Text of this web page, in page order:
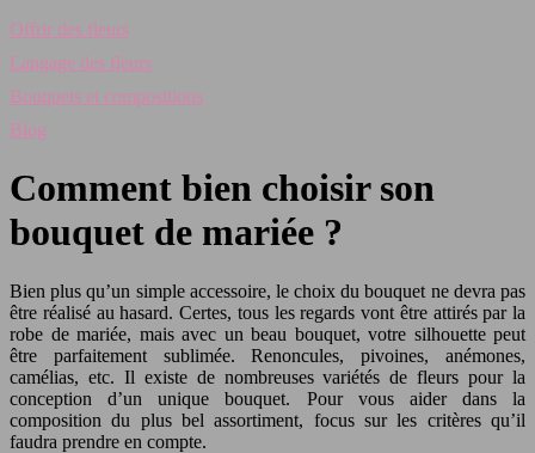
Offrir des fleurs
Langage des fleurs
Bouquets et compositions
Blog
Comment bien choisir son
bouquet de mariée ?
Bien plus qu’un simple accessoire, le choix du bouquet ne devra pas
être réalisé au hasard. Certes, tous les regards vont être attirés par la
robe de mariée, mais avec un beau bouquet, votre silhouette peut
être parfaitement sublimée. Renoncules, pivoines, anémones,
camélias, etc. Il existe de nombreuses variétés de fleurs pour la
conception d’un unique bouquet. Pour vous aider dans la
composition du plus bel assortiment, focus sur les critères qu’il
faudra prendre en compte.